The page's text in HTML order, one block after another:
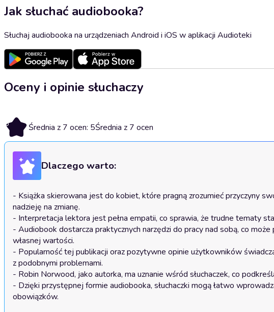
Jak słuchać audiobooka?
Słuchaj audiobooka na urządzeniach Android i iOS w aplikacji Audioteki
Oceny i opinie słuchaczy
5 Średnia z 7 ocen: 5Średnia z 7 ocen
Dlaczego warto:
- Książka skierowana jest do kobiet, które pragną zrozumieć przyczyny
nadzieję na zmianę.
- Interpretacja lektora jest pełna empatii, co sprawia, że trudne tematy
- Audiobook dostarcza praktycznych narzędzi do pracy nad sobą, co
własnej wartości.
- Popularność tej publikacji oraz pozytywne opinie użytkowników
z podobnymi problemami.
- Robin Norwood, jako autorka, ma uznanie wśród słuchaczek, co
- Dzięki przystępnej formie audiobooka, słuchaczki mogą łatwo
obowiązków.